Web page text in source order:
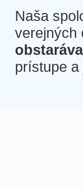
Naša
verejných
prístupe